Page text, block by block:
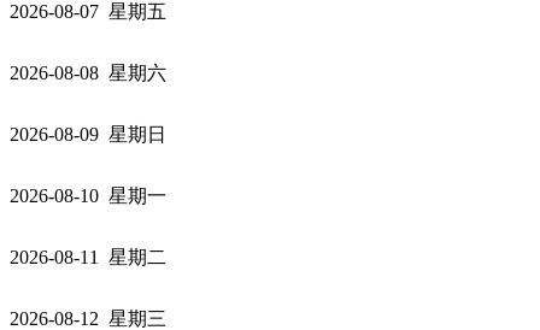
2026-08-07 星期五
2026-08-08 星期六
2026-08-09 星期日
2026-08-10 星期一
2026-08-11 星期二
2026-08-12 星期三